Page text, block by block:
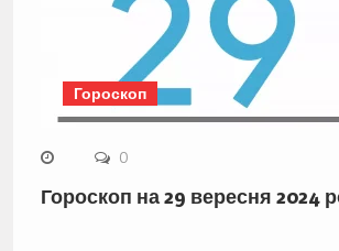
Гороскоп
0
Гороскоп на 29 вересня 2024